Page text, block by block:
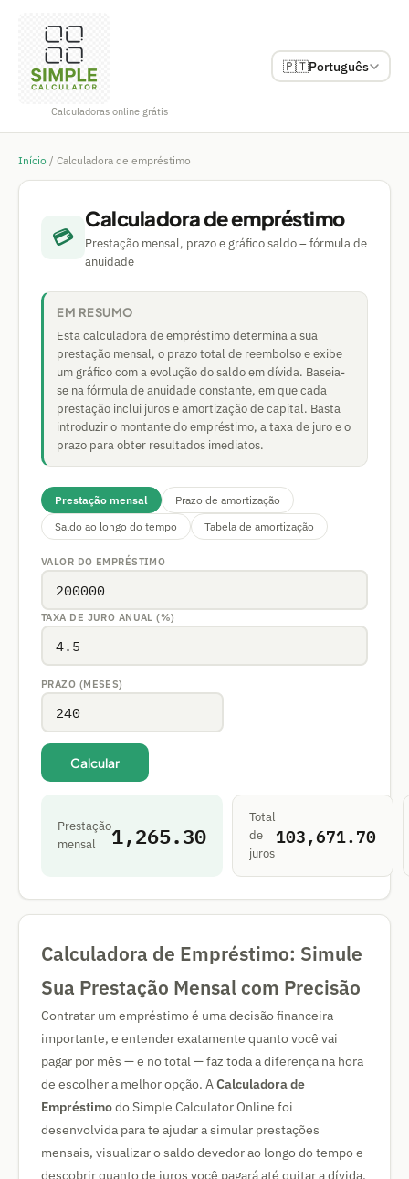
Calculadoras online grátis
🇵🇹Português
Início / Calculadora de empréstimo
💳
Calculadora de empréstimo
Prestação mensal, prazo e gráfico saldo – fórmula de
anuidade
EM RESUMO
Esta calculadora de empréstimo determina a sua
prestação mensal, o prazo total de reembolso e exibe
um gráfico com a evolução do saldo em dívida. Baseia-
se na fórmula de anuidade constante, em que cada
prestação inclui juros e amortização de capital. Basta
introduzir o montante do empréstimo, a taxa de juro e o
prazo para obter resultados imediatos.
Prestação mensal
Prazo de amortização
Saldo ao longo do tempo
Tabela de amortização
VALOR DO EMPRÉSTIMO
TAXA DE JURO ANUAL (%)
PRAZO (MESES)
Calcular
Prestação
mensal
1,265.30
Total
de
juros
103,671.70
Calculadora de Empréstimo: Simule
Sua Prestação Mensal com Precisão
Contratar um empréstimo é uma decisão financeira
importante, e entender exatamente quanto você vai
pagar por mês — e no total — faz toda a diferença na hora
de escolher a melhor opção. ACalculadora de
Empréstimodo Simple Calculator Online foi
desenvolvida para te ajudar a simular prestações
mensais, visualizar o saldo devedor ao longo do tempo e
descobrir quanto de juros você pagará até quitar a dívida.